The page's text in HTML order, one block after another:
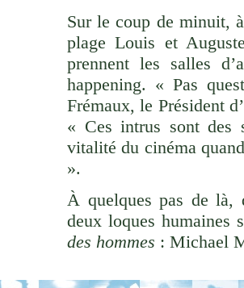
Sur le coup de minuit,
plage Louis et
prennent les salles
happening. « Pas
Frémaux, le Président
« Ces intrus sont des
vitalité du cinéma
».
À quelques pas de là,
deux loques humaines
des hommes : Michael